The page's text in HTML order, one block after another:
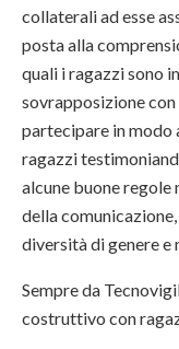
collaterali ad esse
posta alla
quali i ragazzi sono
sovrapposizione
partecipare in modo
ragazzi
alcune buone regole
della
diversità di genere e
Sempre da
costruttivo con